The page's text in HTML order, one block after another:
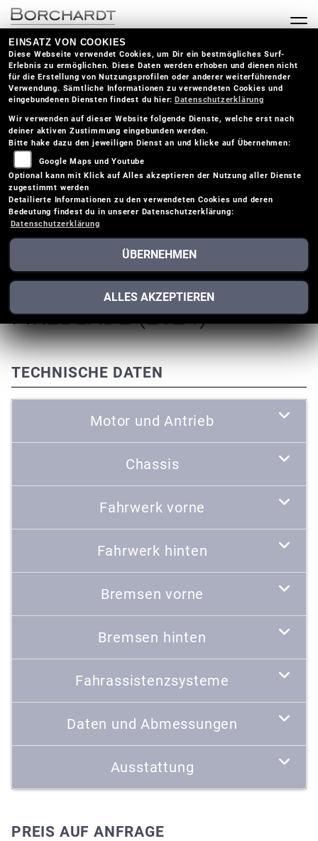
HONDA CBR1000RR-R
FIREBLADE (2024)
TECHNISCHE DATEN
Motor und Antrieb
Chassis
Fahrwerk vorne
Fahrwerk hinten
Bremsen vorne
Bremsen hinten
Fahrassistenzsysteme
Daten und Abmessungen
Ausstattung
PREIS AUF ANFRAGE
EINSATZ VON COOKIES
Diese Webseite verwendet Cookies, um Dir ein bestmögliches Surf-
Erlebnis zu ermöglichen. Diese Daten werden erhoben und dienen nicht
für die Erstellung von Nutzungsprofilen oder anderer weiterführender
Verwendung. Sämtliche Informationen zu verwendeten Cookies und
eingebundenen Diensten findest du hier: Datenschutzerklärung
Wir verwenden auf dieser Website folgende Dienste, welche erst nach
deiner aktiven Zustimmung eingebunden werden.
Bitte hake dazu den jeweiligen Dienst an und klicke auf Übernehmen:
Google Maps und Youtube
Optional kann mit Klick auf Alles akzeptieren der Nutzung aller Dienste
zugestimmt werden
Detailierte Informationen zu den verwendeten Cookies und deren
Bedeutung findest du in unserer Datenschutzerklärung:
Datenschutzerklärung
ÜBERNEHMEN
ALLES AKZEPTIEREN